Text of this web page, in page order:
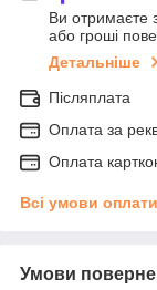
Ви отримаєте
або гроші
Детальніше
Післяплата
Оплата за
Оплата
Всі умови оплати
Умови